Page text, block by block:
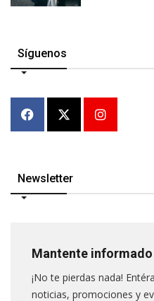
Síguenos
Newsletter
Mantente informado
¡No te pierdas nada!
noticias, promociones y